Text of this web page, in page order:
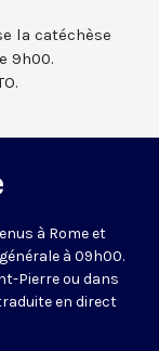
la catéchèse
9h00.
à Rome et
à 09h00.
Pierre ou dans
en direct